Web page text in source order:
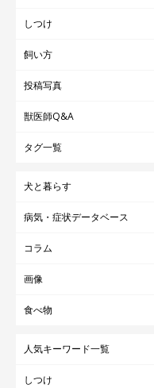
しつけ
飼い方
投稿写真
獣医師Q&A
タグ一覧
犬と暮らす
病気・症状データベース
コラム
画像
食べ物
人気キーワード一覧
しつけ